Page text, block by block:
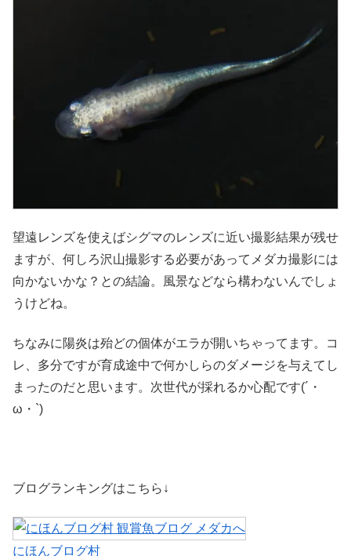
望遠レンズを使えばシグマのレンズに近い撮影結果が残せ
ますが、何しろ沢山撮影する必要があってメダカ撮影には
向かないかな？との結論。風景などなら構わないんでしょ
うけどね。
ちなみに陽炎は殆どの個体がエラが開いちゃってます。コ
レ、多分ですが育成途中で何かしらのダメージを与えてし
まったのだと思います。次世代が採れるか心配です(´・
ω・`)
ブログランキングはこちら↓
にほんブログ村